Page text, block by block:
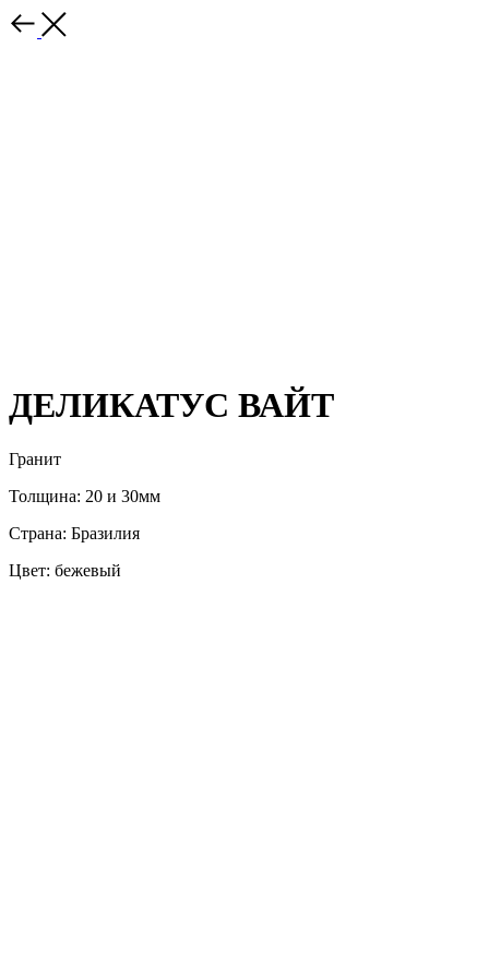
ДЕЛИКАТУС ВАЙТ
Гранит
Толщина: 20 и 30мм
Страна: Бразилия
Цвет: бежевый